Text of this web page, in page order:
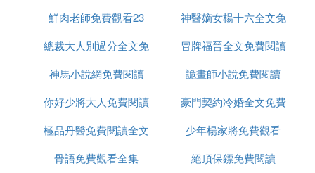
製片國家/地區:中國大陸
語言:漢語普通話
首播:2022-02-22(中國大陸)
單集片長:34分鍾
講述女法醫夏螢與特案組夥伴協力破獲各種離奇案件
的故事。
文免費閱讀全文
鮮肉老師免費觀看23
神醫嫡女楊十六全文免
費閱讀
總裁大人別過分全文免
費閱讀
冒牌福晉全文免費閱讀
神馬小說網免費閱讀
詭畫師小說免費閱讀
你好少將大人免費閱讀
全文
豪門契約冷婚全文免費
閱讀
極品丹醫免費閱讀全文
少年楊家將免費觀看
骨語免費觀看全集
絕頂保鏢免費閱讀